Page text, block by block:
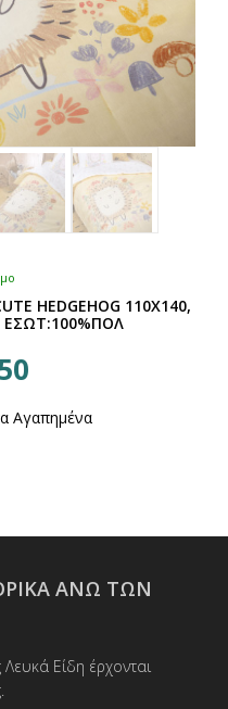
HEDGEHOG 110Χ140,
ΕΣΩΤ:100%ΠΟΛ
Αγαπημένα
ΑΝΩ ΤΩΝ
Είδη έρχονται